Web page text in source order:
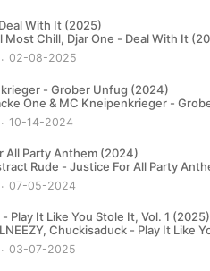
With It (2025)
02-08-2025
- Grober Unfug (2024)
10-14-2024
All Party Anthem (2024)
07-05-2024
Play It Like You Stole It, Vol. 1 (2025)
03-07-2025